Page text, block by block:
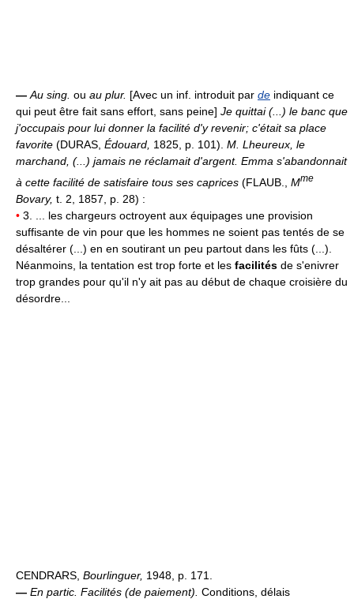
— Au sing. ou au plur. [Avec un inf. introduit par de indiquant ce
qui peut être fait sans effort, sans peine] Je quittai (...) le banc que
j'occupais pour lui donner la facilité d'y revenir; c'était sa place
favorite (DURAS, Édouard, 1825, p. 101). M. Lheureux, le
marchand, (...) jamais ne réclamait d'argent. Emma s'abandonnait
à cette facilité de satisfaire tous ses caprices (FLAUB., Mme
Bovary, t. 2, 1857, p. 28) :
• 3. ... les chargeurs octroyent aux équipages une provision
suffisante de vin pour que les hommes ne soient pas tentés de se
désaltérer (...) en en soutirant un peu partout dans les fûts (...).
Néanmoins, la tentation est trop forte et les facilités de s'enivrer
trop grandes pour qu'il n'y ait pas au début de chaque croisière du
désordre...
CENDRARS, Bourlinguer, 1948, p. 171.
— En partic. Facilités (de paiement). Conditions, délais